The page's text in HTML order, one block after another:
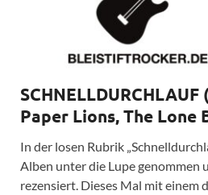
Paper Lions, The Lone
In der losen Rubrik
Alben unter die Lupe genommen
rezensiert. Dieses Mal mit einem